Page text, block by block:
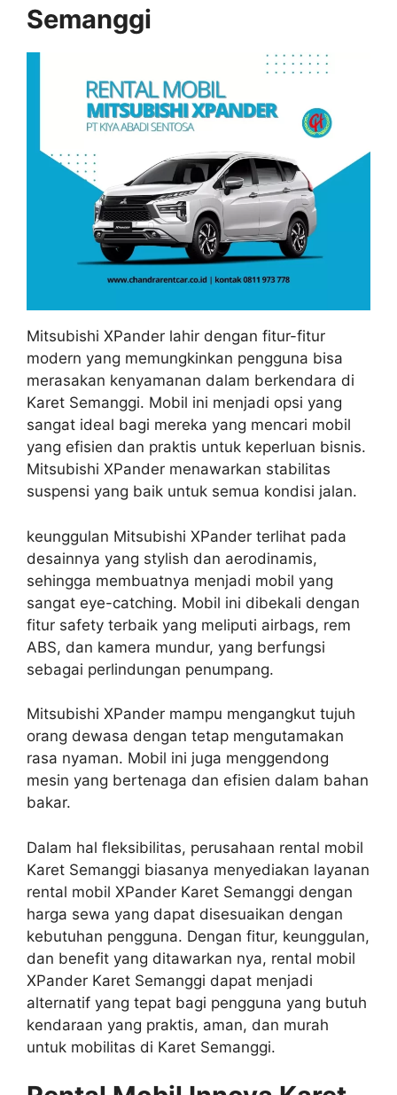
Semanggi
Mitsubishi XPander lahir dengan fitur-fitur
modern yang memungkinkan pengguna bisa
merasakan kenyamanan dalam berkendara di
Karet Semanggi. Mobil ini menjadi opsi yang
sangat ideal bagi mereka yang mencari mobil
yang efisien dan praktis untuk keperluan bisnis.
Mitsubishi XPander menawarkan stabilitas
suspensi yang baik untuk semua kondisi jalan.
keunggulan Mitsubishi XPander terlihat pada
desainnya yang stylish dan aerodinamis,
sehingga membuatnya menjadi mobil yang
sangat eye-catching. Mobil ini dibekali dengan
fitur safety terbaik yang meliputi airbags, rem
ABS, dan kamera mundur, yang berfungsi
sebagai perlindungan penumpang.
Mitsubishi XPander mampu mengangkut tujuh
orang dewasa dengan tetap mengutamakan
rasa nyaman. Mobil ini juga menggendong
mesin yang bertenaga dan efisien dalam bahan
bakar.
Dalam hal fleksibilitas, perusahaan rental mobil
Karet Semanggi biasanya menyediakan layanan
rental mobil XPander Karet Semanggi dengan
harga sewa yang dapat disesuaikan dengan
kebutuhan pengguna. Dengan fitur, keunggulan,
dan benefit yang ditawarkan nya, rental mobil
XPander Karet Semanggi dapat menjadi
alternatif yang tepat bagi pengguna yang butuh
kendaraan yang praktis, aman, dan murah
untuk mobilitas di Karet Semanggi.